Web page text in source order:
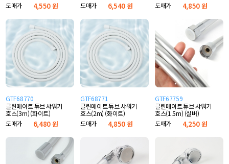
도매가
4,550 원
도매가
6,540 원
도매가
4,850 원
GTF68770
클린메이트 튜브 샤워기
호스(3m) (화이트)
도매가
6,480 원
GTF68771
클린메이트 튜브 샤워기
호스(2m) (화이트)
도매가
4,850 원
GTF67759
클린메이트 튜브 샤워기
호스(1.5m) (실버)
도매가
4,250 원